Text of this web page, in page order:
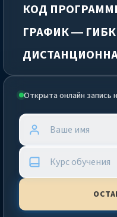
Открыта онлайн запись
КОД
ГРАФИК —